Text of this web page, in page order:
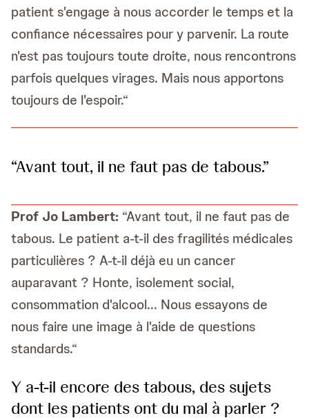
patient s'engage à nous accorder le temps et la
confiance nécessaires pour y parvenir. La route
n'est pas toujours toute droite, nous rencontrons
parfois quelques virages. Mais nous apportons
toujours de l'espoir.“
“Avant tout, il ne faut pas de tabous.”
Prof Jo Lambert: “Avant tout, il ne faut pas de
tabous. Le patient a-t-il des fragilités médicales
particulières ? A-t-il déjà eu un cancer
auparavant ? Honte, isolement social,
consommation d'alcool... Nous essayons de
nous faire une image à l'aide de questions
standards.“
Y a-t-il encore des tabous, des sujets
dont les patients ont du mal à parler ?